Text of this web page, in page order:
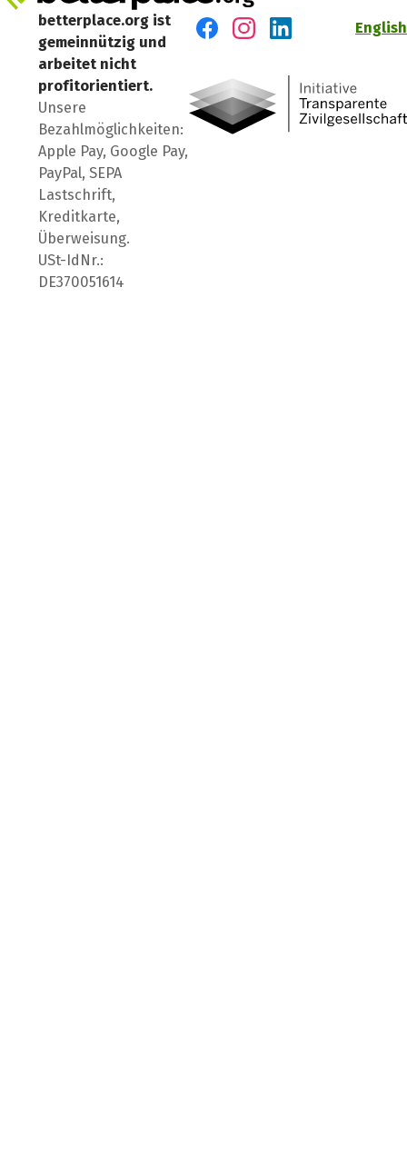
betterplace.org ist
gemeinnützig und
arbeitet nicht
profitorientiert.
Unsere
Bezahlmöglichkeiten:
Apple Pay, Google Pay,
PayPal, SEPA
Lastschrift,
Kreditkarte,
Überweisung.
USt-IdNr.:
DE370051614
English